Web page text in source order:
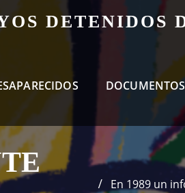
DETENIDOS
DOCUMENTOS
En 1989 un